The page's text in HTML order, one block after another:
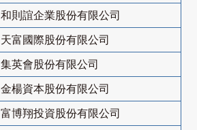
和則誼企業股份有限公司
天富國際股份有限公司
集英會股份有限公司
金楊資本股份有限公司
富博翔投資股份有限公司